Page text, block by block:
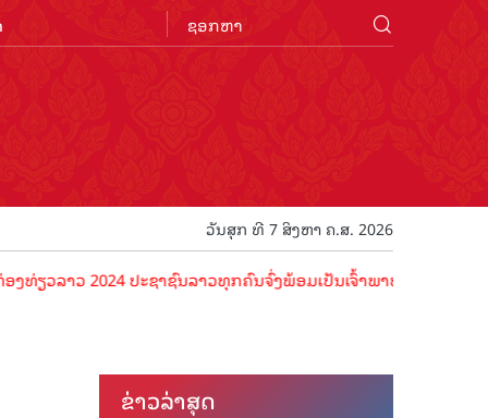
ວັນສຸກ ທີ 7 ສິງຫາ ຄ.ສ. 2026
ປະຊາຊົນລາວທຸກຄົນຈົ່ງພ້ອມເປັນເຈົ້າພາບທີ່ດີ ຕ້ອນຮັບນັກທ່ອງທ່
ຂ່າວ​ລ່າ​ສຸດ